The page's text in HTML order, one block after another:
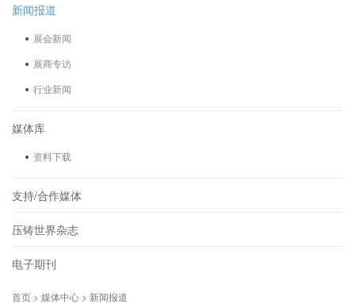
新闻报道
展会新闻
展商专访
行业新闻
媒体库
资料下载
支持/合作媒体
压铸世界杂志
电子期刊
首页 > 媒体中心 > 新闻报道